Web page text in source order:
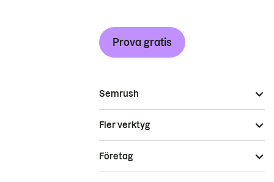
Prova gratis
Semrush
Fler verktyg
Företag